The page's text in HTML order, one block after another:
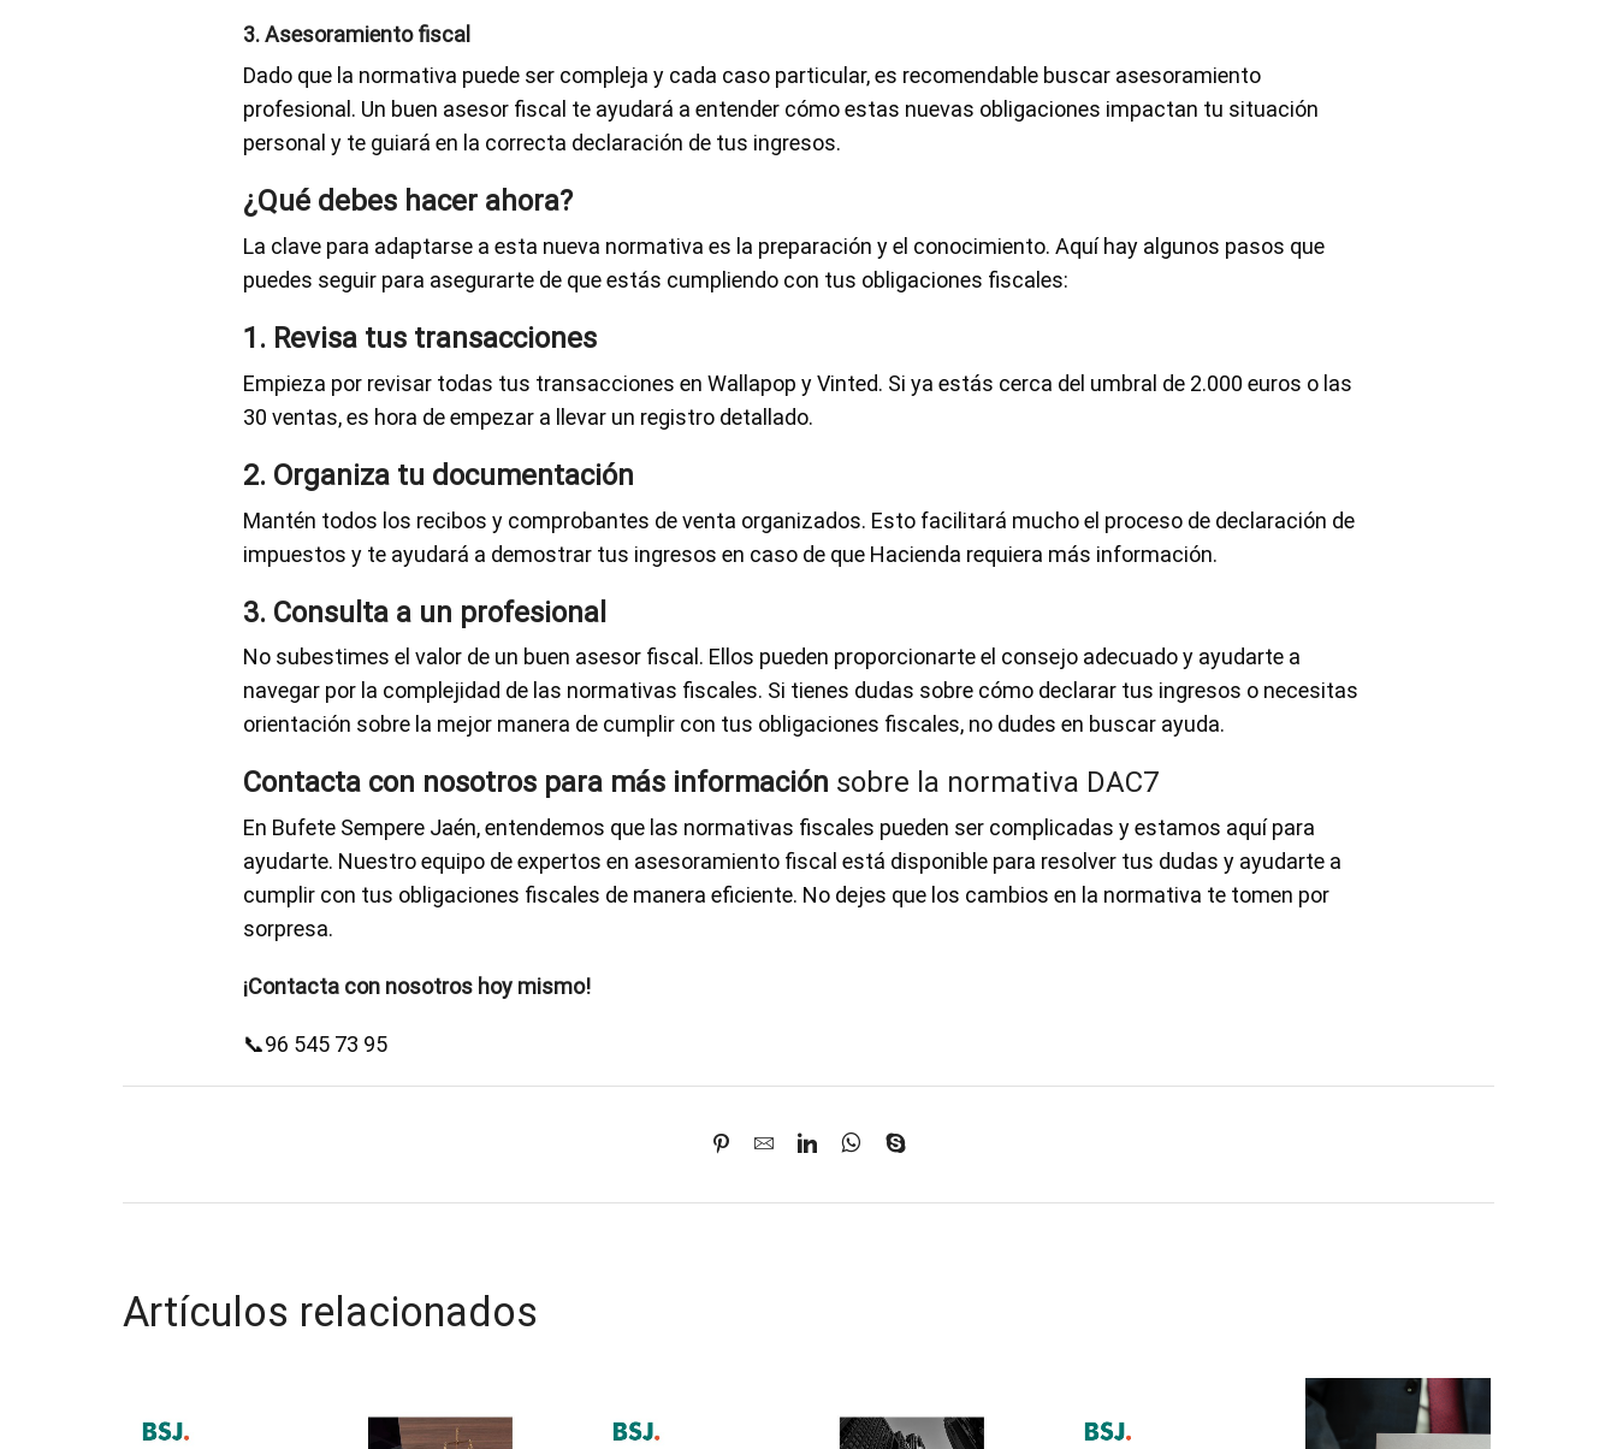
3. Asesoramiento fiscal
Dado que la normativa puede ser compleja y cada caso particular, es recomendable buscar asesoramiento
profesional. Un buen asesor fiscal te ayudará a entender cómo estas nuevas obligaciones impactan tu situación
personal y te guiará en la correcta declaración de tus ingresos.
¿Qué debes hacer ahora?
La clave para adaptarse a esta nueva normativa es la preparación y el conocimiento. Aquí hay algunos pasos que
puedes seguir para asegurarte de que estás cumpliendo con tus obligaciones fiscales:
1. Revisa tus transacciones
Empieza por revisar todas tus transacciones en Wallapop y Vinted. Si ya estás cerca del umbral de 2.000 euros o las
30 ventas, es hora de empezar a llevar un registro detallado.
2. Organiza tu documentación
Mantén todos los recibos y comprobantes de venta organizados. Esto facilitará mucho el proceso de declaración de
impuestos y te ayudará a demostrar tus ingresos en caso de que Hacienda requiera más información.
3. Consulta a un profesional
No subestimes el valor de un buen asesor fiscal. Ellos pueden proporcionarte el consejo adecuado y ayudarte a
navegar por la complejidad de las normativas fiscales. Si tienes dudas sobre cómo declarar tus ingresos o necesitas
orientación sobre la mejor manera de cumplir con tus obligaciones fiscales, no dudes en buscar ayuda.
Contacta con nosotros para más información sobre la normativa DAC7
En Bufete Sempere Jaén, entendemos que las normativas fiscales pueden ser complicadas y estamos aquí para
ayudarte. Nuestro equipo de expertos en asesoramiento fiscal está disponible para resolver tus dudas y ayudarte a
cumplir con tus obligaciones fiscales de manera eficiente. No dejes que los cambios en la normativa te tomen por
sorpresa.
¡Contacta con nosotros hoy mismo!
📞96 545 73 95
Artículos relacionados